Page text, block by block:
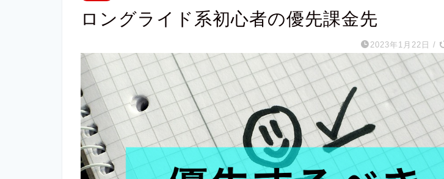
ロングライド系初心者の優先課金先
2023年1月22日 /